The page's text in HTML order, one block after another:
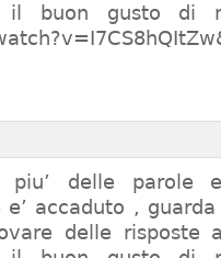
buon gusto di
delle parole
accaduto , guarda
delle risposte